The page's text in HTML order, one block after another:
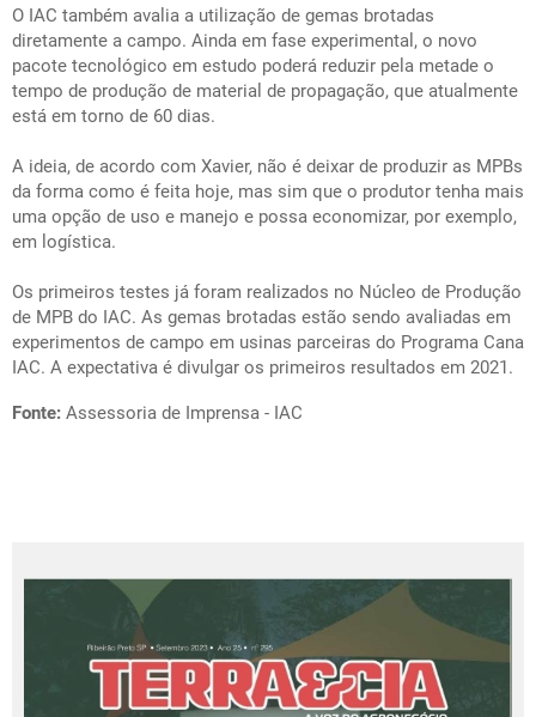
O IAC também avalia a utilização de gemas brotadas
diretamente a campo. Ainda em fase experimental, o novo
pacote tecnológico em estudo poderá reduzir pela metade o
tempo de produção de material de propagação, que atualmente
está em torno de 60 dias.
A ideia, de acordo com Xavier, não é deixar de produzir as MPBs
da forma como é feita hoje, mas sim que o produtor tenha mais
uma opção de uso e manejo e possa economizar, por exemplo,
em logística.
Os primeiros testes já foram realizados no Núcleo de Produção
de MPB do IAC. As gemas brotadas estão sendo avaliadas em
experimentos de campo em usinas parceiras do Programa Cana
IAC. A expectativa é divulgar os primeiros resultados em 2021.
Fonte: Assessoria de Imprensa - IAC